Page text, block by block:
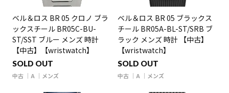
ベル＆ロス BR 05 クロノ ブラ
ックスチール BR05C-BU-
ST/SST ブルー メンズ 時計
【中古】【wristwatch】
SOLD OUT
中古 A メンズ
ベル＆ロス BR 05 ブラックス
チール BR05A-BL-ST/SRB ブ
ラック メンズ 時計 【中古】
【wristwatch】
SOLD OUT
中古 A メンズ